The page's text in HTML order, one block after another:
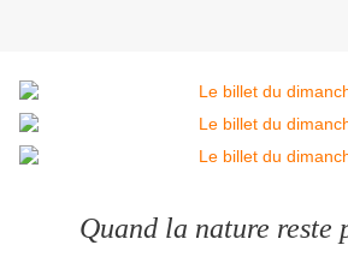
Quand la nature